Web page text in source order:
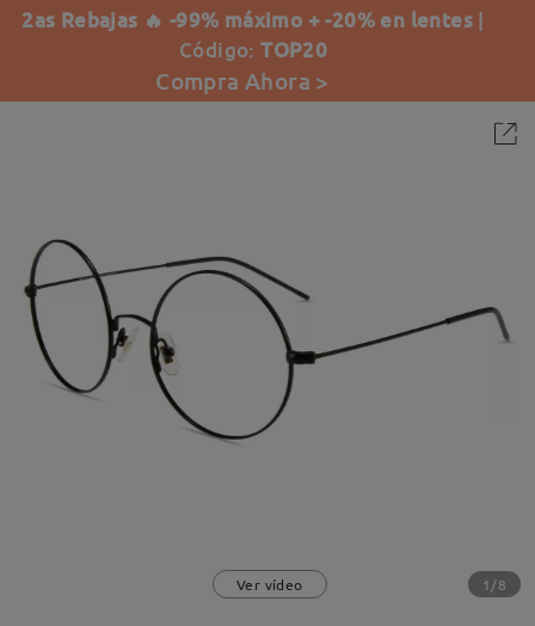
2as Rebajas 🔥 -99% máximo + -20% en lentes |
Código:TOP20
Compra Ahora >
Ver vídeo 1/8